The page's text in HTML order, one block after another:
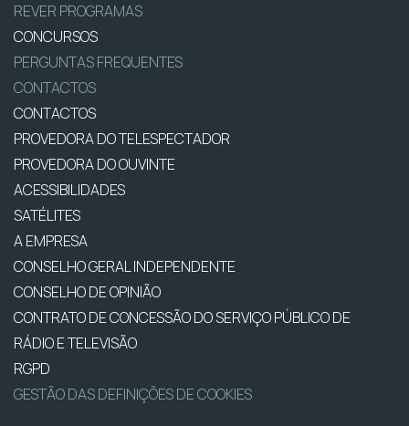
REVER PROGRAMAS
CONCURSOS
PERGUNTAS FREQUENTES
CONTACTOS
CONTACTOS
PROVEDORA DO TELESPECTADOR
PROVEDORA DO OUVINTE
ACESSIBILIDADES
SATÉLITES
A EMPRESA
CONSELHO GERAL INDEPENDENTE
CONSELHO DE OPINIÃO
CONTRATO DE CONCESSÃO DO SERVIÇO PÚBLICO DE
RÁDIO E TELEVISÃO
RGPD
GESTÃO DAS DEFINIÇÕES DE COOKIES